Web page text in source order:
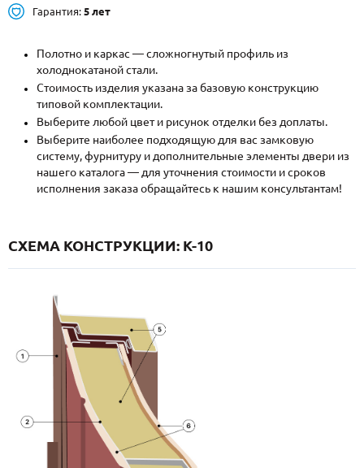
НАЙТИ:
+7 (495) 411-44-41
INFO@META-M.RU
Каталог Распродажа Как купить
Гарантия: 5 лет
Полотно и каркас — сложногнутый профиль из
холоднокатаной стали.
Стоимость изделия указана за базовую конструкцию
типовой комплектации.
Выберите любой цвет и рисунок отделки без доплаты.
Выберите наиболее подходящую для вас замковую
систему, фурнитуру и дополнительные элементы двери из
нашего каталога — для уточнения стоимости и сроков
исполнения заказа обращайтесь к нашим консультантам!
СХЕМА КОНСТРУКЦИИ: K-10